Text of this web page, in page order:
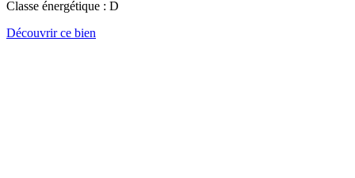
Classe énergétique : D
Découvrir ce bien